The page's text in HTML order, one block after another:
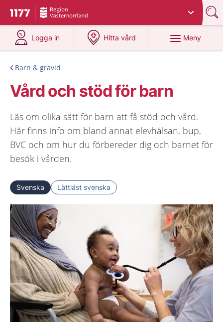
Till startsidan för 1177
Du har valt region
Logga in
på 1177.se
Hitta vård
på 1177.se
Meny
Barn & gravid
Vård och stöd för barn
Läs om olika sätt för barn att få stöd och vård.
Här finns info om bland annat elevhälsan, bup,
BVC och om hur du förbereder dig och barnet för
besök i vården.
Svenska Lättläst svenska